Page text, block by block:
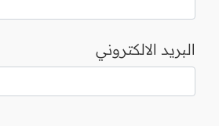
البريد الالكتروني